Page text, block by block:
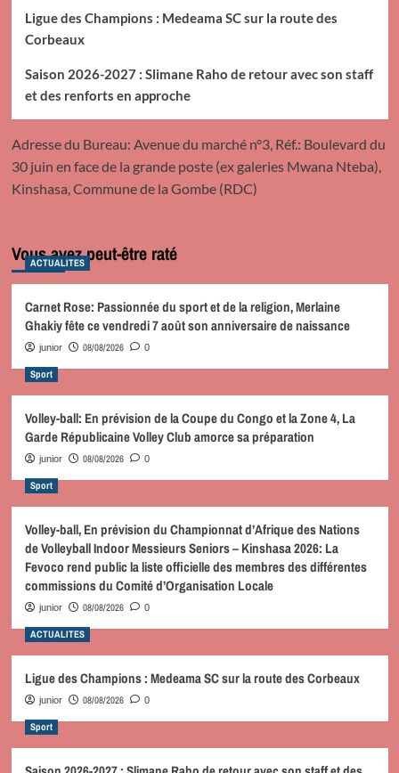
Ligue des Champions : Medeama SC sur la route des
Corbeaux
Saison 2026-2027 : Slimane Raho de retour avec son staff
et des renforts en approche
Adresse du Bureau: Avenue du marché n°3, Réf.: Boulevard du
30 juin en face de la grande poste (ex galeries Mwana Nteba),
Kinshasa, Commune de la Gombe (RDC)
Vous avez peut-être raté
ACTUALITES
Carnet Rose: Passionnée du sport et de la religion, Merlaine
Ghakiy fête ce vendredi 7 août son anniversaire de naissance
junior 08/08/2026 0
Sport
Volley-ball: En prévision de la Coupe du Congo et la Zone 4, La
Garde Républicaine Volley Club amorce sa préparation
junior 08/08/2026 0
Sport
Volley-ball, En prévision du Championnat d’Afrique des Nations
de Volleyball Indoor Messieurs Seniors – Kinshasa 2026: La
Fevoco rend public la liste officielle des membres des différentes
commissions du Comité d’Organisation Locale
junior 08/08/2026 0
ACTUALITES
Ligue des Champions : Medeama SC sur la route des Corbeaux
junior 08/08/2026 0
Sport